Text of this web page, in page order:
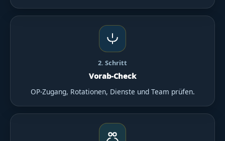
2. Schritt
Vorab-Check
OP-Zugang, Rotationen, Dienste und Team prüfen.